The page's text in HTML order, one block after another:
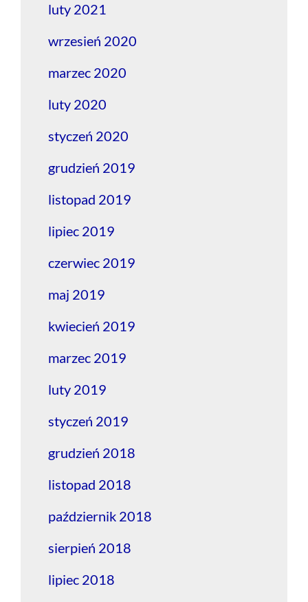
luty 2021
wrzesień 2020
marzec 2020
luty 2020
styczeń 2020
grudzień 2019
listopad 2019
lipiec 2019
czerwiec 2019
maj 2019
kwiecień 2019
marzec 2019
luty 2019
styczeń 2019
grudzień 2018
listopad 2018
październik 2018
sierpień 2018
lipiec 2018